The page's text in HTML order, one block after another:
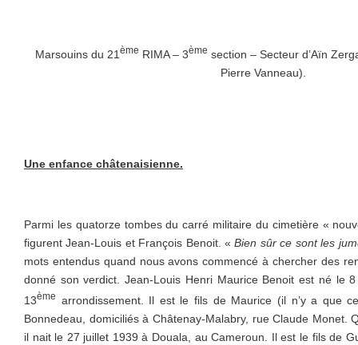
Marsouins du 21ème RIMA – 3ème section – Secteur d’Aïn
Pierre Vanneau).
Une enfance châtenaisienne.
Parmi les quatorze tombes du carré militaire du cimetière «
figurent Jean-Louis et François Benoit. «Bien sûr ce sont les
mots entendus quand nous avons commencé à chercher des
donné son verdict. Jean-Louis Henri Maurice Benoit est né le
13ème
arrondissement. Il est le fils de Maurice (il n’y a que
Bonnedeau, domiciliés à Châtenay-Malabry, rue Claude Monet.
il nait le 27 juillet 1939 à Douala, au Cameroun. Il est le fils de